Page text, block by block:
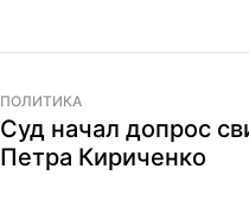
ПОЛИТИКА
Суд начал допрос
Петра Кириченко